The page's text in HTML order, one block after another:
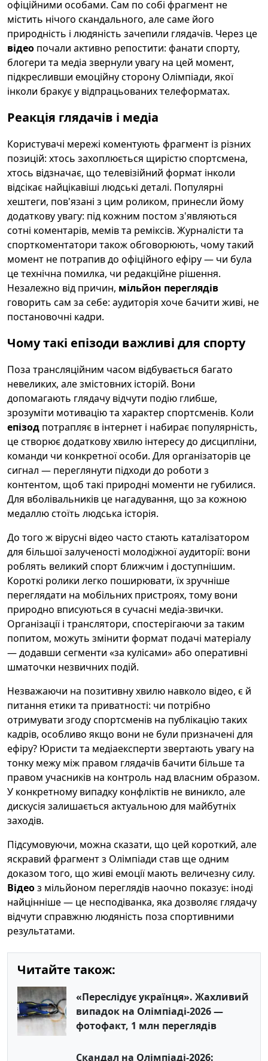
офіційними особами. Сам по собі фрагмент не
містить нічого скандального, але саме його
природність і людяність зачепили глядачів. Через це
відео почали активно репостити: фанати спорту,
блогери та медіа звернули увагу на цей момент,
підкресливши емоційну сторону Олімпіади, якої
інколи бракує у відпрацьованих телеформатах.
Реакція глядачів і медіа
Користувачі мережі коментують фрагмент із різних
позицій: хтось захоплюється щирістю спортсмена,
хтось відзначає, що телевізійний формат інколи
відсікає найцікавіші людські деталі. Популярні
хештеги, пов'язані з цим роликом, принесли йому
додаткову увагу: під кожним постом з'являються
сотні коментарів, мемів та реміксів. Журналісти та
спорткоментатори також обговорюють, чому такий
момент не потрапив до офіційного ефіру — чи була
це технічна помилка, чи редакційне рішення.
Незалежно від причин, мільйон переглядів
говорить сам за себе: аудиторія хоче бачити живі, не
постановочні кадри.
Чому такі епізоди важливі для спорту
Поза трансляційним часом відбувається багато
невеликих, але змістовних історій. Вони
допомагають глядачу відчути подію глибше,
зрозуміти мотивацію та характер спортсменів. Коли
епізод потрапляє в інтернет і набирає популярність,
це створює додаткову хвилю інтересу до дисципліни,
команди чи конкретної особи. Для організаторів це
сигнал — переглянути підходи до роботи з
контентом, щоб такі природні моменти не губилися.
Для вболівальників це нагадування, що за кожною
медаллю стоїть людська історія.
До того ж вірусні відео часто стають каталізатором
для більшої залученості молодіжної аудиторії: вони
роблять великий спорт ближчим і доступнішим.
Короткі ролики легко поширювати, їх зручніше
переглядати на мобільних пристроях, тому вони
природно вписуються в сучасні медіа-звички.
Організації і транслятори, спостерігаючи за таким
попитом, можуть змінити формат подачі матеріалу
— додавши сегменти «за кулісами» або оперативні
шматочки незвичних подій.
Незважаючи на позитивну хвилю навколо відео, є й
питання етики та приватності: чи потрібно
отримувати згоду спортсменів на публікацію таких
кадрів, особливо якщо вони не були призначені для
ефіру? Юристи та медіаексперти звертають увагу на
тонку межу між правом глядачів бачити більше та
правом учасників на контроль над власним образом.
У конкретному випадку конфліктів не виникло, але
дискусія залишається актуальною для майбутніх
заходів.
Підсумовуючи, можна сказати, що цей короткий, але
яскравий фрагмент з Олімпіади став ще одним
доказом того, що живі емоції мають величезну силу.
Відеоз мільйоном переглядів наочно показує: іноді
найцінніше — це несподіванка, яка дозволяє глядачу
відчути справжню людяність поза спортивними
результатами.
Читайте також:
«Переслідує українця». Жахливий
випадок на Олімпіаді-2026 —
фотофакт, 1 млн переглядів
Скандал на Олімпіаді-2026: